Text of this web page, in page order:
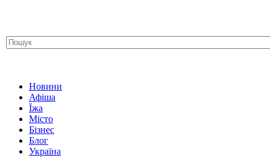
Новини
Афіша
Їжа
Місто
Бізнес
Блог
Україна